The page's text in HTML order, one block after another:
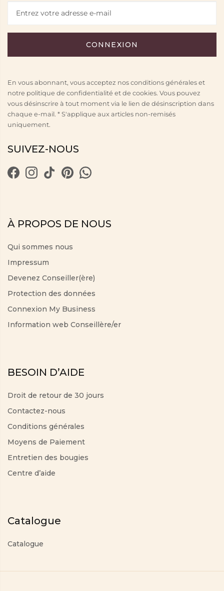
En vous abonnant, vous acceptez nos conditions générales et
notre politique de confidentialité et de cookies. Vous pouvez
vous désinscrire à tout moment via le lien de désinscription dans
chaque e-mail. * S'applique aux articles non-remisés
uniquement.
SUIVEZ-NOUS
À PROPOS DE NOUS
Qui sommes nous
Impressum
Devenez Conseiller(ère)
Protection des données
Connexion My Business
Information web Conseillère/er
BESOIN D’AIDE
Droit de retour de 30 jours
Contactez-nous
Conditions générales
Moyens de Paiement
Entretien des bougies
Centre d’aide
Catalogue
Catalogue